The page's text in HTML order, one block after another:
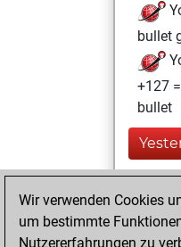
bullet
+127
bullet
blitz
Wir verwenden Cookies
um bestimmte
Nutzererfahrungen zu